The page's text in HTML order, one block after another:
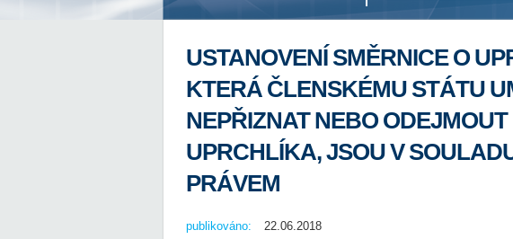
USTANOVENÍ SMĚRNICE O
KTERÁ ČLENSKÉMU STÁTU
NEPŘIZNAT NEBO ODEJMOUT
UPRCHLÍKA, JSOU V
PRÁVEM
publikováno: 22.06.2018